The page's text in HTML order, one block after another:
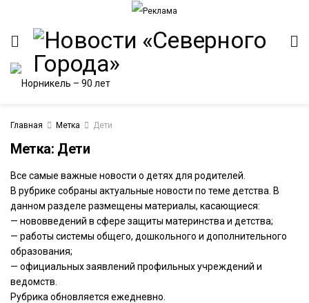
Главная Метка Дети
Метка: Дети
Все самые важные новости о детях для родителей.
В рубрике собраны актуальные новости по теме детства. В
данном разделе размещены материалы, касающиеся:
— нововведений в сфере защиты материнства и детства;
— работы системы общего, дошкольного и дополнительного
образования;
— официальных заявлений профильных учреждений и
ведомств.
Рубрика обновляется ежедневно.